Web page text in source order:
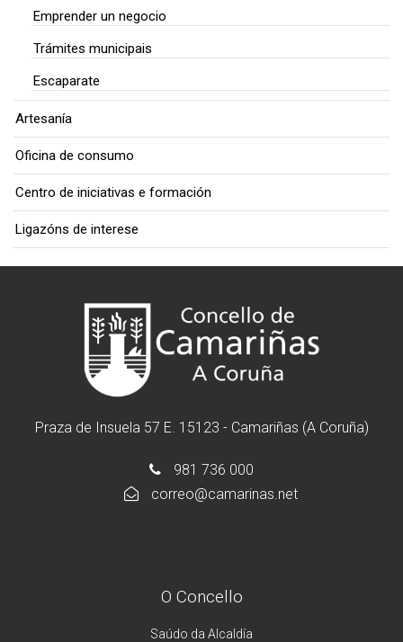
Emprender un negocio
Trámites municipais
Escaparate
Artesanía
Oficina de consumo
Centro de iniciativas e formación
Ligazóns de interese
Praza de Insuela 57 E. 15123 - Camariñas (A Coruña)
981 736 000
correo@camarinas.net
O Concello
Saúdo da Alcaldía